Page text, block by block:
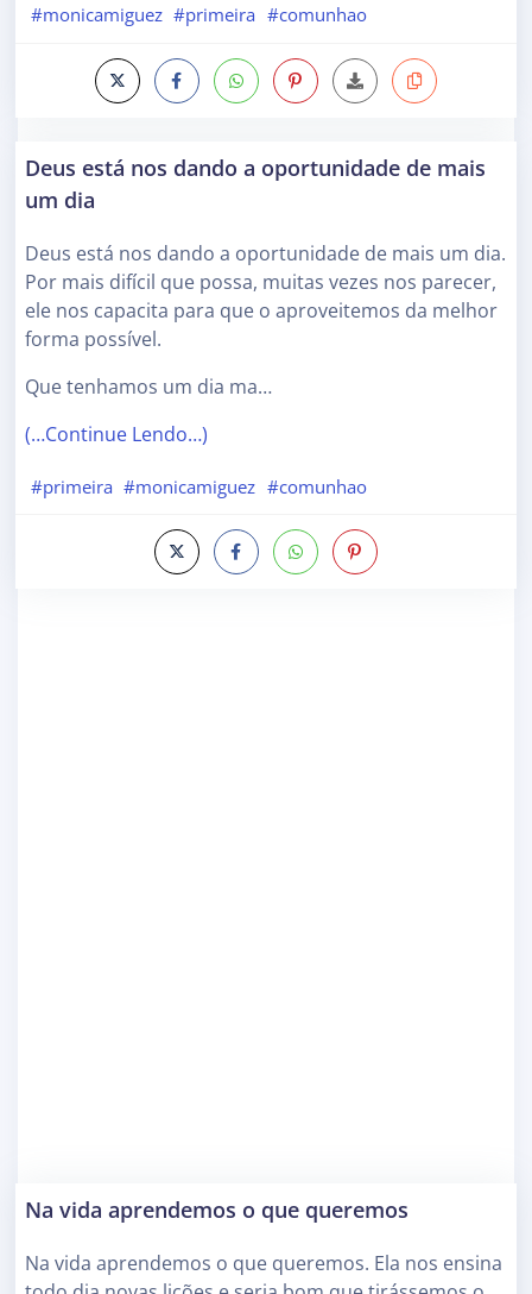
#monicamiguez #primeira #comunhao
Deus está nos dando a oportunidade de mais
um dia
Deus está nos dando a oportunidade de mais um dia.
Por mais difícil que possa, muitas vezes nos parecer,
ele nos capacita para que o aproveitemos da melhor
forma possível.
Que tenhamos um dia ma…
(…Continue Lendo…)
#primeira #monicamiguez #comunhao
Na vida aprendemos o que queremos
Na vida aprendemos o que queremos. Ela nos ensina